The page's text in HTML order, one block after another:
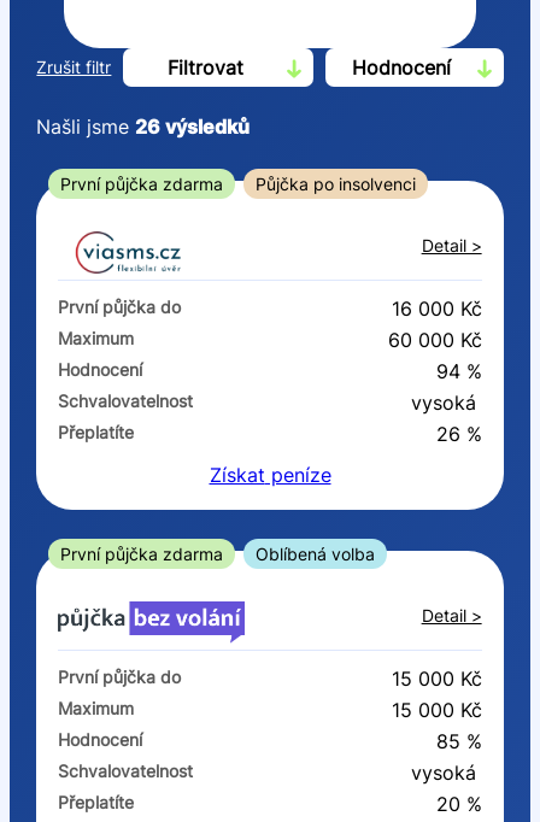
Zrušit filtr Filtrovat Hodnocení
Od
První půjčka zdarma
–
ano
Ve zkušebce
ano
ne
V exekuci
ano
ne
Po insolvenci
Našli jsme26 výsledků
První půjčka zdarma Půjčka po insolvenci
Detail >
První půjčka do 16 000 Kč
Maximum 60 000 Kč
Hodnocení 94 %
Schvalovatelnost vysoká
Přeplatíte
26 %
Získat peníze
První půjčka zdarma Oblíbená volba
Detail >
První půjčka do 15 000 Kč
Maximum 15 000 Kč
Hodnocení 85 %
Schvalovatelnost vysoká
Přeplatíte
20 %